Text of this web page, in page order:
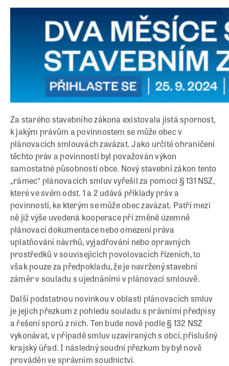
Za starého stavebního zákona existovala jistá spornost,
k jakým právům a povinnostem se může obec v
plánovacích smlouvách zavázat. Jako určité ohraničení
těchto práv a povinností byl považován výkon
samostatné působnosti obce. Nový stavební zákon tento
„rámec“ plánovacích smluv vyřešil za pomoci § 131 NSZ,
které ve svém odst. 1 a 2 udává příklady práv a
povinností, ke kterým se může obec zavázat. Patří mezi
ně již výše uvedená kooperace při změně územně
plánovací dokumentace nebo omezení práva
uplatňování návrhů, vyjadřování nebo opravných
prostředků v souvisejících povolovacích řízeních, to
však pouze za předpokladu, že je navržený stavební
záměr v souladu s ujednáními v plánovací smlouvě.
Další podstatnou novinkou v oblasti plánovacích smluv
je jejich přezkum z pohledu souladu s právními předpisy
a řešení sporů z nich. Ten bude nově podle § 132 NSZ
vykonávat, v případě smluv uzavíraných s obcí, příslušný
krajský úřad. I následný soudní přezkum by byl nově
prováděn ve správním soudnictví.